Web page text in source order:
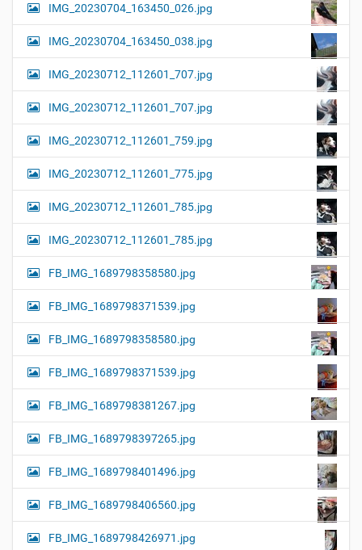
IMG_20230704_163450_026.jpg
IMG_20230704_163450_038.jpg
IMG_20230712_112601_707.jpg
IMG_20230712_112601_707.jpg
IMG_20230712_112601_759.jpg
IMG_20230712_112601_775.jpg
IMG_20230712_112601_785.jpg
IMG_20230712_112601_785.jpg
FB_IMG_1689798358580.jpg
FB_IMG_1689798371539.jpg
FB_IMG_1689798358580.jpg
FB_IMG_1689798371539.jpg
FB_IMG_1689798381267.jpg
FB_IMG_1689798397265.jpg
FB_IMG_1689798401496.jpg
FB_IMG_1689798406560.jpg
FB_IMG_1689798426971.jpg